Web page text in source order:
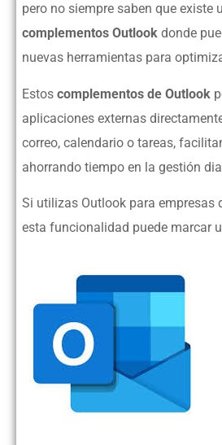
pero no siempre saben que existe
complementos Outlook donde
nuevas herramientas para
Estos complementos de Outlook
aplicaciones externas
correo, calendario o tareas,
ahorrando tiempo en la gestión
Si utilizas Outlook para empresas
esta funcionalidad puede marcar